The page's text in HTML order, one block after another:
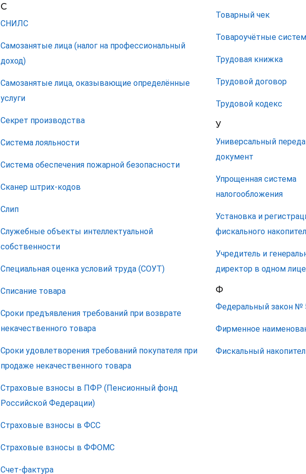
С
СНИЛС
Самозанятые лица (налог на профессиональный
доход)
Самозанятые лица, оказывающие определённые
услуги
Секрет производства
Система лояльности
Система обеспечения пожарной безопасности
Сканер штрих-кодов
Слип
Служебные объекты интеллектуальной
собственности
Специальная оценка условий труда (СОУТ)
Списание товара
Сроки предъявления требований при возврате
некачественного товара
Сроки удовлетворения требований покупателя при
продаже некачественного товара
Страховые взносы в ПФР (Пенсионный фонд
Российской Федерации)
Страховые взносы в ФСС
Страховые взносы в ФФОМС
Счет-фактура
Товарный чек
Товароучётные
Трудовая книжка
Трудовой договор
Трудовой кодекс
У
Универсальный
документ
Упрощенная система
налогообложения
Установка и
фискального
Учредитель и
директор в одном лице
Ф
Федеральный закон №
Фирменное
Фискальный